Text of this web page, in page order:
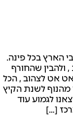
הארץ בכל פינה.
שהחורף
אט לצהוב , הכל
מהנוף לשנת הקיץ
לגמוע עוד
[…]